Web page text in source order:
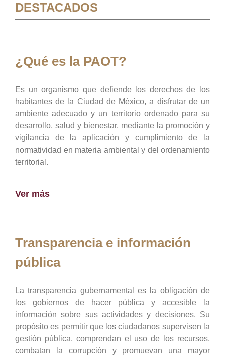
DESTACADOS
¿Qué es la PAOT?
Es un organismo que defiende los derechos de los
habitantes de la Ciudad de México, a disfrutar de un
ambiente adecuado y un territorio ordenado para su
desarrollo, salud y bienestar, mediante la promoción y
vigilancia de la aplicación y cumplimiento de la
normatividad en materia ambiental y del ordenamiento
territorial.
Ver más
Transparencia e información
pública
La transparencia gubernamental es la obligación de
los gobiernos de hacer pública y accesible la
información sobre sus actividades y decisiones. Su
propósito es permitir que los ciudadanos supervisen la
gestión pública, comprendan el uso de los recursos,
combatan la corrupción y promuevan una mayor